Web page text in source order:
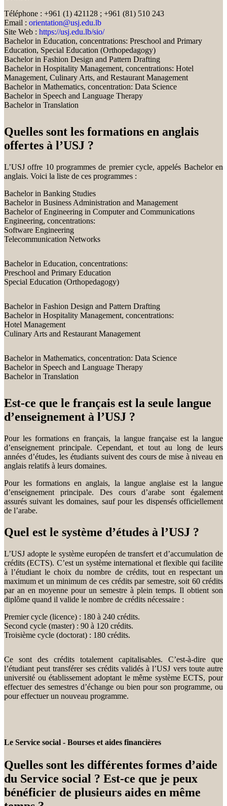
Téléphone : +961 (1) 421128 ; +961 (81) 510 243
Email : orientation@usj.edu.lb
Site Web : https://usj.edu.lb/sio/
Bachelor in Education, concentrations: Preschool and Primary
Education, Special Education (Orthopedagogy)
Bachelor in Fashion Design and Pattern Drafting
Bachelor in Hospitality Management, concentrations: Hotel
Management, Culinary Arts, and Restaurant Management
Bachelor in Mathematics, concentration: Data Science
Bachelor in Speech and Language Therapy
Bachelor in Translation
Quelles sont les formations en anglais
offertes à l’USJ ?
L’USJ offre 10 programmes de premier cycle, appelés Bachelor en
anglais. Voici la liste de ces programmes :
Bachelor in Banking Studies
Bachelor in Business Administration and Management
Bachelor of Engineering in Computer and Communications
Engineering, concentrations:
Software Engineering
Telecommunication Networks
Bachelor in Education, concentrations:
Preschool and Primary Education
Special Education (Orthopedagogy)
Bachelor in Fashion Design and Pattern Drafting
Bachelor in Hospitality Management, concentrations:
Hotel Management
Culinary Arts and Restaurant Management
Bachelor in Mathematics, concentration: Data Science
Bachelor in Speech and Language Therapy
Bachelor in Translation
Est-ce que le français est la seule langue
d’enseignement à l’USJ ?
Pour les formations en français, la langue française est la langue
d’enseignement principale. Cependant, et tout au long de leurs
années d’études, les étudiants suivent des cours de mise à niveau en
anglais relatifs à leurs domaines.
Pour les formations en anglais, la langue anglaise est la langue
d’enseignement principale. Des cours d’arabe sont également
assurés suivant les domaines, sauf pour les dispensés officiellement
de l’arabe.
Quel est le système d’études à l’USJ ?
L’USJ adopte le système européen de transfert et d’accumulation de
crédits (ECTS). C’est un système international et flexible qui facilite
à l’étudiant le choix du nombre de crédits, tout en respectant un
maximum et un minimum de ces crédits par semestre, soit 60 crédits
par an en moyenne pour un semestre à plein temps. Il obtient son
diplôme quand il valide le nombre de crédits nécessaire :
Premier cycle (licence) : 180 à 240 crédits.
Second cycle (master) : 90 à 120 crédits.
Troisième cycle (doctorat) : 180 crédits.
Ce sont des crédits totalement capitalisables. C’est-à-dire que
l’étudiant peut transférer ses crédits validés à l’USJ vers toute autre
université ou établissement adoptant le même système ECTS, pour
effectuer des semestres d’échange ou bien pour son programme, ou
pour effectuer un nouveau programme.
Le Service social - Bourses et aides financières
Quelles sont les différentes formes d’aide
du Service social ? Est-ce que je peux
bénéficier de plusieurs aides en même